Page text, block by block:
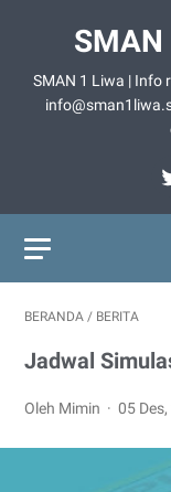
SMAN
SMAN 1 Liwa | Info
BERANDA / BERITA
Jadwal
Oleh Mimin 05